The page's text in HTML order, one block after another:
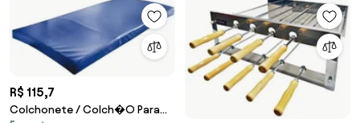
R$ 115,7
Colchonete / Colch�O Para